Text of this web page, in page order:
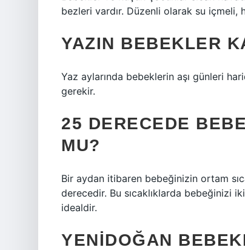
bezleri vardır. Düzenli olarak su içmeli,
YAZIN BEBEKLER
Yaz aylarında bebeklerin aşı günleri
gerekir.
25 DERECEDE
MU?
Bir aydan itibaren bebeğinizin ortam
derecedir. Bu sıcaklıklarda bebeğinizi
idealdir.
YENIDOĞAN